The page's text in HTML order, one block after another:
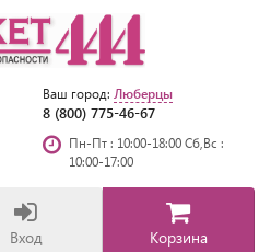
Ваш город: Люберцы
8 (800) 775-46-67
Пн-Пт : 10:00-18:00 Сб,Вс :
10:00-17:00
Вход Корзина